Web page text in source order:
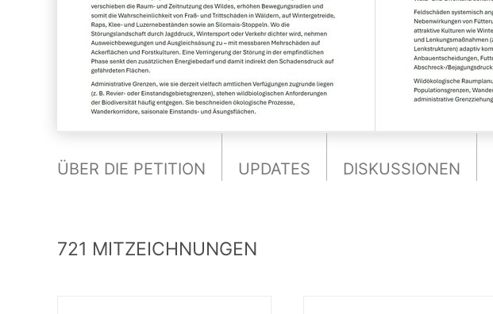
ÜBER DIE PETITION UPDATES DISKUSSIONEN
721 MITZEICHNUNGEN